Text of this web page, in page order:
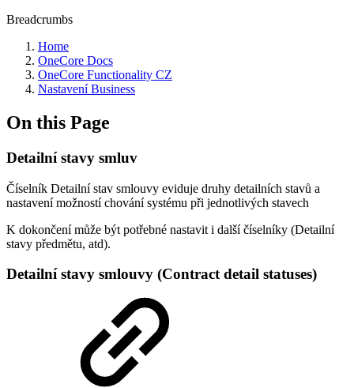
Breadcrumbs
Home
OneCore Docs
OneCore Functionality CZ
Nastavení Business
On this Page
Detailní stavy smluv
Číselník Detailní stav smlouvy eviduje druhy detailních stavů a
nastavení možností chování systému při jednotlivých stavech
K dokončení může být potřebné nastavit i další číselníky (Detailní
stavy předmětu, atd).
Detailní stavy smlouvy (Contract detail statuses)